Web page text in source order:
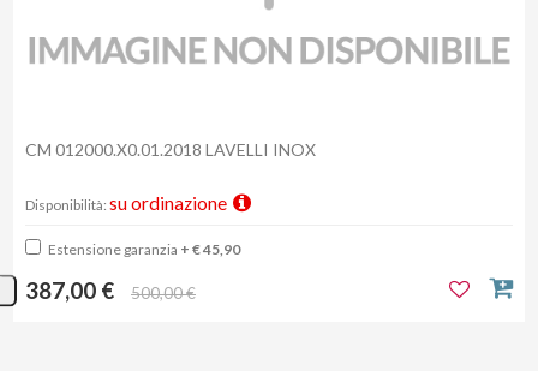
CM 012000.X0.01.2018 LAVELLI INOX
Disponibilità: su ordinazione
Estensione garanzia + € 45,90
387,00 € 500,00 €